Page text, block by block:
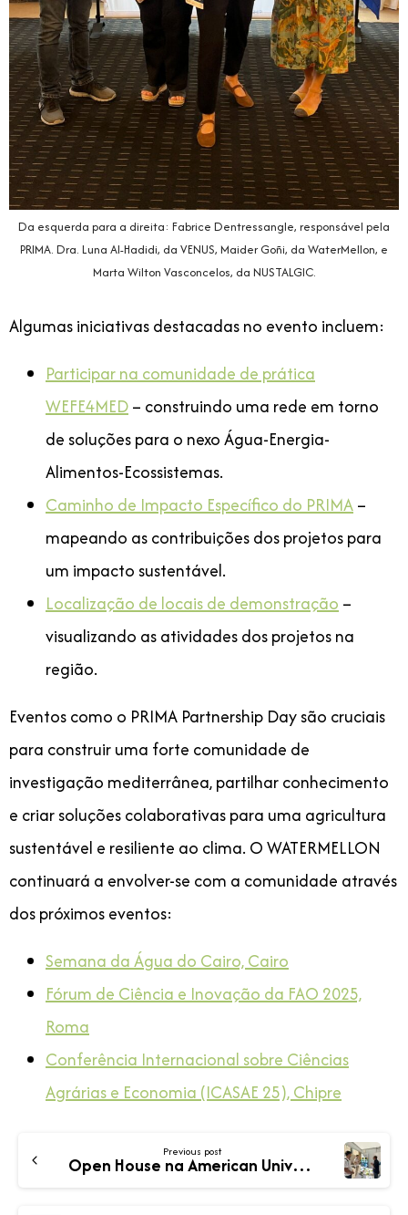
Da esquerda para a direita: Fabrice Dentressangle, responsável pela
PRIMA. Dra. Luna Al-Hadidi, da VENUS, Maider Goñi, da WaterMellon, e
Marta Wilton Vasconcelos, da NUSTALGIC.
Algumas iniciativas destacadas no evento incluem:
Participar na comunidade de prática
WEFE4MED– construindo uma rede em torno
de soluções para o nexo Água-Energia-
Alimentos-Ecossistemas.
Caminho de Impacto Específico do PRIMA–
mapeando as contribuições dos projetos para
um impacto sustentável.
Localização de locais de demonstração –
visualizando as atividades dos projetos na
região.
Eventos como o PRIMA Partnership Day são cruciais
para construir uma forte comunidade de
investigação mediterrânea, partilhar conhecimento
e criar soluções colaborativas para uma agricultura
sustentável e resiliente ao clima. O WATERMELLON
continuará a envolver-se com a comunidade através
dos próximos eventos:
Semana da Água do Cairo, Cairo
Fórum de Ciência e Inovação da FAO 2025,
Roma
Conferência Internacional sobre Ciências
Agrárias e Economia (ICASAE 25), Chipre
Previous post
Open House na American University of Beirut